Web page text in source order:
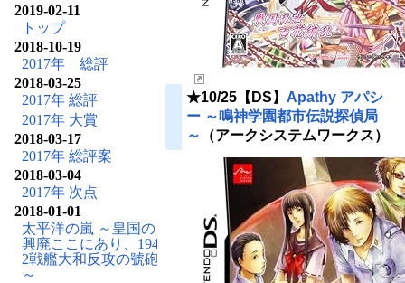
2019-02-11
トップ
2018-10-19
2017年 総評
2018-03-25
2017年 総評
2017年 大賞
2018-03-17
2017年 総評案
2018-03-04
2017年 次点
2018-01-01
太平洋の嵐 ～皇国の
興廃ここにあり、194
2戦艦大和反攻の號砲
～
★10/25【DS】 Apathy アパシ
ー ～鳴神学園都市伝説探偵局
～
（アークシステムワークス）